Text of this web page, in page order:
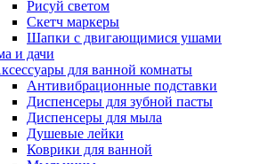
Рисуй светом
Скетч маркеры
Шапки с двигающимися ушами
и дачи
для ванной комнаты
Антивибрационные подставки
Диспенсеры для зубной пасты
Диспенсеры для мыла
Душевые лейки
Коврики для ванной